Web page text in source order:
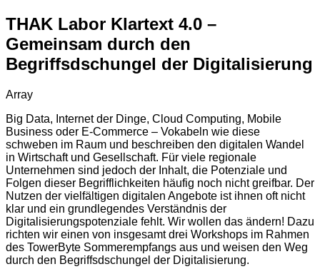
THAK Labor Klartext 4.0 –
Gemeinsam durch den
Begriffsdschungel der Digitalisierung
Array
Big Data, Internet der Dinge, Cloud Computing, Mobile
Business oder E-Commerce – Vokabeln wie diese
schweben im Raum und beschreiben den digitalen Wandel
in Wirtschaft und Gesellschaft. Für viele regionale
Unternehmen sind jedoch der Inhalt, die Potenziale und
Folgen dieser Begrifflichkeiten häufig noch nicht greifbar. Der
Nutzen der vielfältigen digitalen Angebote ist ihnen oft nicht
klar und ein grundlegendes Verständnis der
Digitalisierungspotenziale fehlt. Wir wollen das ändern! Dazu
richten wir einen von insgesamt drei Workshops im Rahmen
des TowerByte Sommerempfangs aus und weisen den Weg
durch den Begriffsdschungel der Digitalisierung.